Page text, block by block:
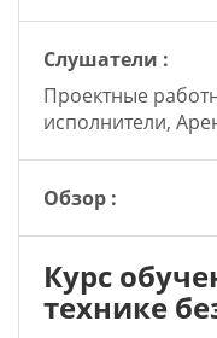
Слушатели :
Проектные
исполнители,
Обзор :
Курс
технике